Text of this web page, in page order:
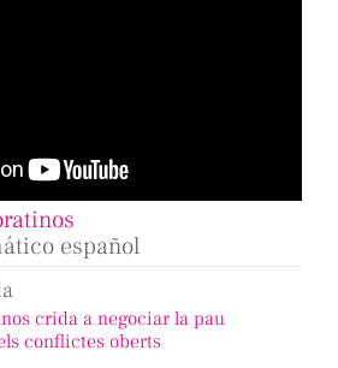
español
crida a negociar la pau
conflictes oberts